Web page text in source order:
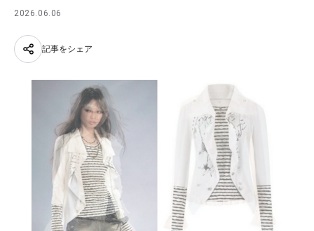
2026.06.06
記事をシェア